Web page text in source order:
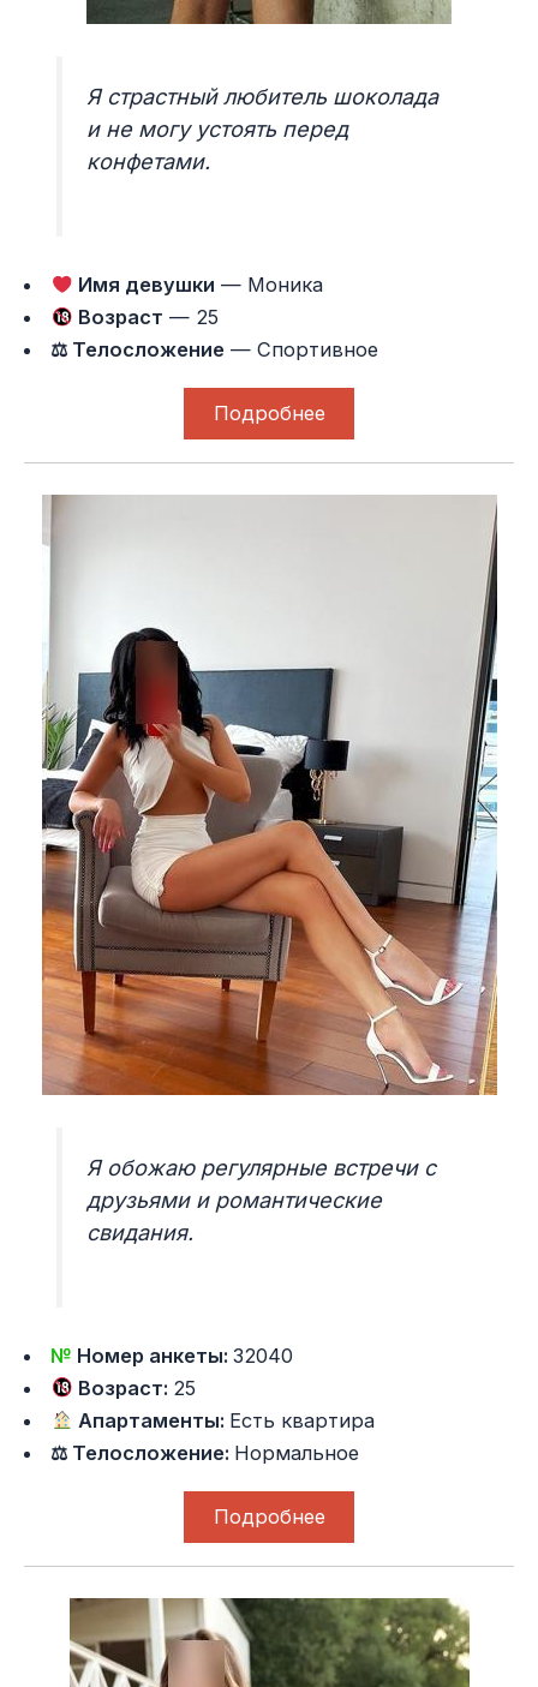
Я страстный любитель шоколада
и не могу устоять перед
конфетами.
Имя девушки — Моника
Возраст — 25
⚖ Телосложение — Спортивное
Подробнее
Я обожаю регулярные встречи с
друзьями и романтические
свидания.
№ Номер анкеты:32040
Возраст: 25
Апартаменты: Есть квартира
⚖ Телосложение: Нормальное
Подробнее